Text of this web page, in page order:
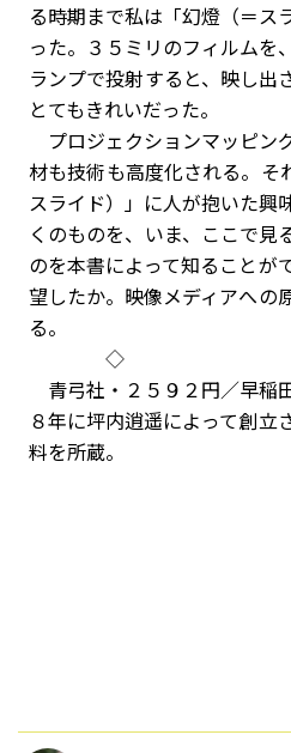
る時期まで私は「幻燈（＝ス
った。３５ミリのフィルムを
ランプで投射すると、映し出
とてもきれいだった。
プロジェクションマッピン
材も技術も高度化される。そ
スライド）」に人が抱いた興
くのものを、いま、ここで見
のを本書によって知ることが
望したか。映像メディアへの
る。
◇
青弓社・２５９２円／早稲
８年に坪内逍遥によって創立
料を所蔵。